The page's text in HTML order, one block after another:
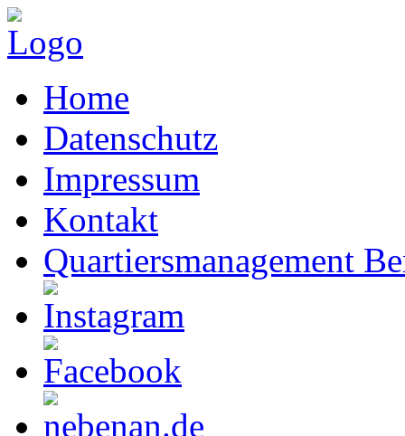
Home
Datenschutz
Impressum
Kontakt
Quartiersmanagement